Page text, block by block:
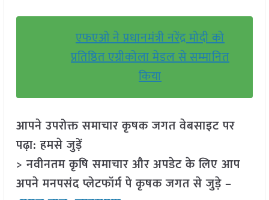
एफएओ ने प्रधानमंत्री नरेंद्र मोदी को
प्रतिष्ठित एग्रीकोला मेडल से सम्मानित
किया
आपने उपरोक्त समाचार कृषक जगत वेबसाइट पर
पढ़ा: हमसे जुड़ें
> नवीनतम कृषि समाचार और अपडेट के लिए आप
अपने मनपसंद प्लेटफॉर्म पे कृषक जगत से जुड़े –